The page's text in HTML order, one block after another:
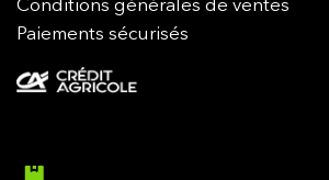
Conditions générales de ventes
Paiements sécurisés